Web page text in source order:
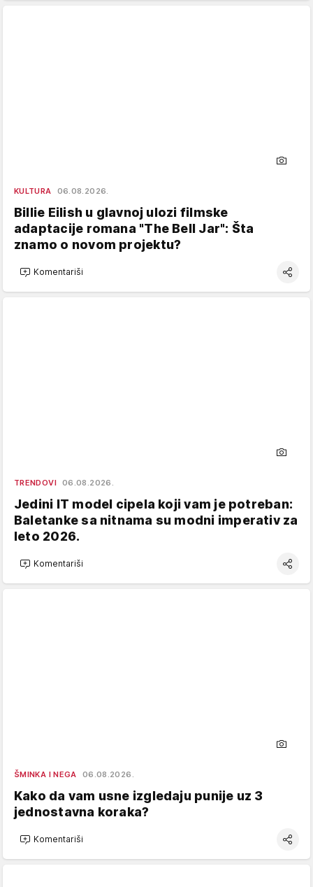
KULTURA 06.08.2026.
Billie Eilish u glavnoj ulozi filmske
adaptacije romana "The Bell Jar": Šta
znamo o novom projektu?
Komentariši
TRENDOVI 06.08.2026.
Jedini IT model cipela koji vam je potreban:
Baletanke sa nitnama su modni imperativ za
leto 2026.
Komentariši
ŠMINKA I NEGA 06.08.2026.
Kako da vam usne izgledaju punije uz 3
jednostavna koraka?
Komentariši